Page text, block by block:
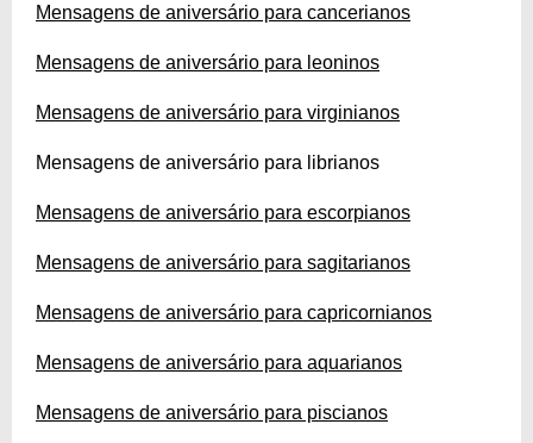
Mensagens de aniversário para cancerianos
Mensagens de aniversário para leoninos
Mensagens de aniversário para virginianos
Mensagens de aniversário para librianos
Mensagens de aniversário para escorpianos
Mensagens de aniversário para sagitarianos
Mensagens de aniversário para capricornianos
Mensagens de aniversário para aquarianos
Mensagens de aniversário para piscianos